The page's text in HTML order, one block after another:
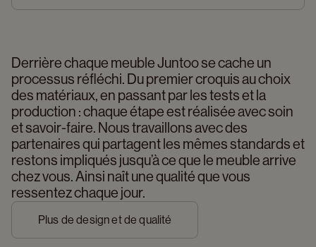
Derrière chaque meuble Juntoo se cache un
processus réfléchi. Du premier croquis au choix
des matériaux, en passant par les tests et la
production : chaque étape est réalisée avec soin
et savoir-faire. Nous travaillons avec des
partenaires qui partagent les mêmes standards et
restons impliqués jusqu’à ce que le meuble arrive
chez vous. Ainsi naît une qualité que vous
ressentez chaque jour.
Plus de design et de qualité